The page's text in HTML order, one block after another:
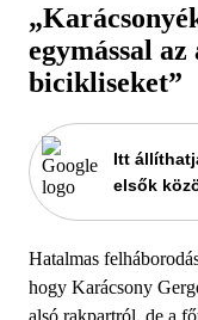
egymással az
bicikliseket”
Itt
elsők
Hatalmas
hogy Karácsony
alsó rakpartról, de a